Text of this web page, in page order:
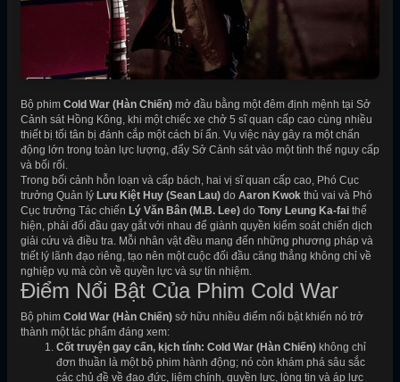
Bộ phim Cold War (Hàn Chiến) mở đầu bằng một đêm định mệnh tại Sở
Cảnh sát Hồng Kông, khi một chiếc xe chở 5 sĩ quan cấp cao cùng nhiều
thiết bị tối tân bị đánh cắp một cách bí ẩn. Vụ việc này gây ra một chấn
động lớn trong toàn lực lượng, đẩy Sở Cảnh sát vào một tình thế nguy cấp
và bối rối.
Trong bối cảnh hỗn loạn và cấp bách, hai vị sĩ quan cấp cao, Phó Cục
trưởng Quản lý Lưu Kiệt Huy (Sean Lau) do Aaron Kwok thủ vai và Phó
Cục trưởng Tác chiến Lý Văn Bân (M.B. Lee) do Tony Leung Ka-fai thể
hiện, phải đối đầu gay gắt với nhau để giành quyền kiểm soát chiến dịch
giải cứu và điều tra. Mỗi nhân vật đều mang đến những phương pháp và
triết lý lãnh đạo riêng, tạo nên một cuộc đối đầu căng thẳng không chỉ về
nghiệp vụ mà còn về quyền lực và sự tín nhiệm.
Điểm Nổi Bật Của Phim Cold War
Bộ phim Cold War (Hàn Chiến) sở hữu nhiều điểm nổi bật khiến nó trở
thành một tác phẩm đáng xem:
Cốt truyện gay cấn, kịch tính: Cold War (Hàn Chiến) không chỉ
đơn thuần là một bộ phim hành động; nó còn khám phá sâu sắc
các chủ đề về đạo đức, liêm chính, quyền lực, lòng tin và áp lực